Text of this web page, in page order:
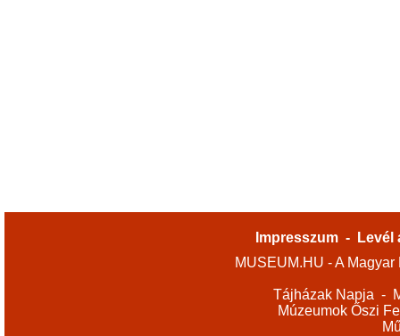
Impresszum -
Levél
MUSEUM.HU - A
Tájházak Napja -
Múzeumok Őszi